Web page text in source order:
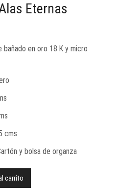
Eternas
bañado en oro 18 K y micro
cms
y bolsa de organza
carrito